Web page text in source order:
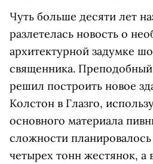
Чуть больше десяти лет
разлетелась новость о
архитектурной задумке
священника.
решил построить новое
Колстон в Глазго,
основного материала
сложности
четырех тонн жестянок, а